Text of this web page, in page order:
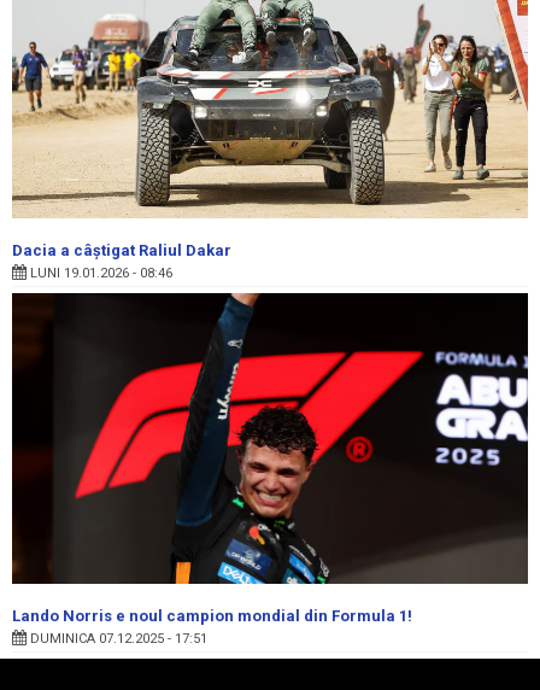
Dacia a câștigat Raliul Dakar
LUNI 19.01.2026 - 08:46
Lando Norris e noul campion mondial din Formula 1!
DUMINICA 07.12.2025 - 17:51